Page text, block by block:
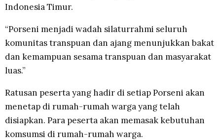
Indonesia Timur.
“Porseni menjadi wadah silaturrahmi seluruh
komunitas transpuan dan ajang menunjukkan bakat
dan kemampuan sesama transpuan dan masyarakat
luas.”
Ratusan peserta yang hadir di setiap Porseni akan
menetap di rumah-rumah warga yang telah
disiapkan. Para peserta akan memasak kebutuhan
komsumsi di rumah-rumah warga.